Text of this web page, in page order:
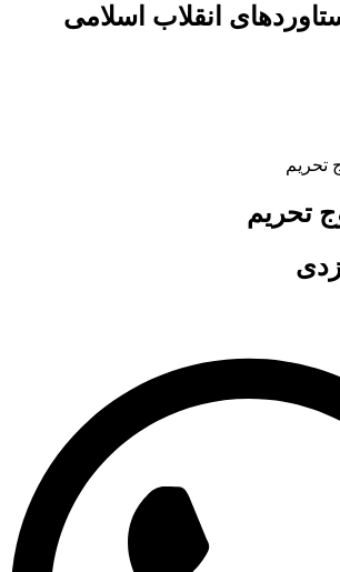
انقلاب اسلامی
تحریم
تحریم